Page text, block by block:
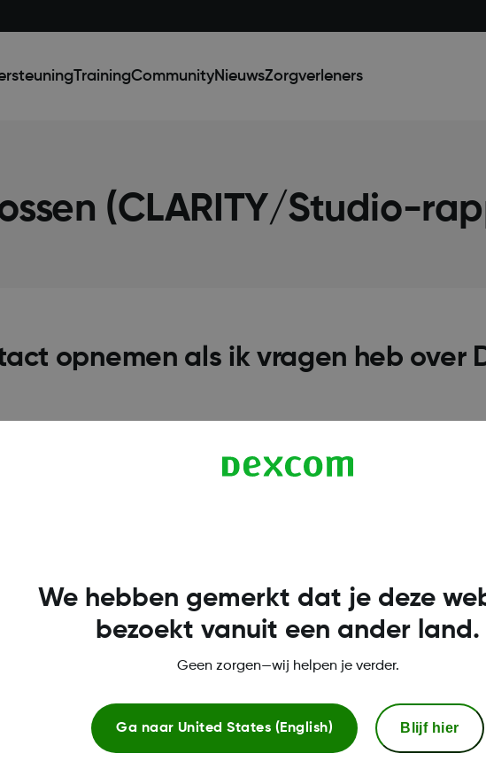
TrainingCommunityNieuwsZorgverleners
(CLARITY/Studio-
opnemen als ik vragen heb over
van Dexcom voor uw regio.
We hebben gemerkt dat je deze
bezoekt vanuit een ander land.
Geen zorgen—wij helpen je verder.
Ga naar United States (English) Blijf hier